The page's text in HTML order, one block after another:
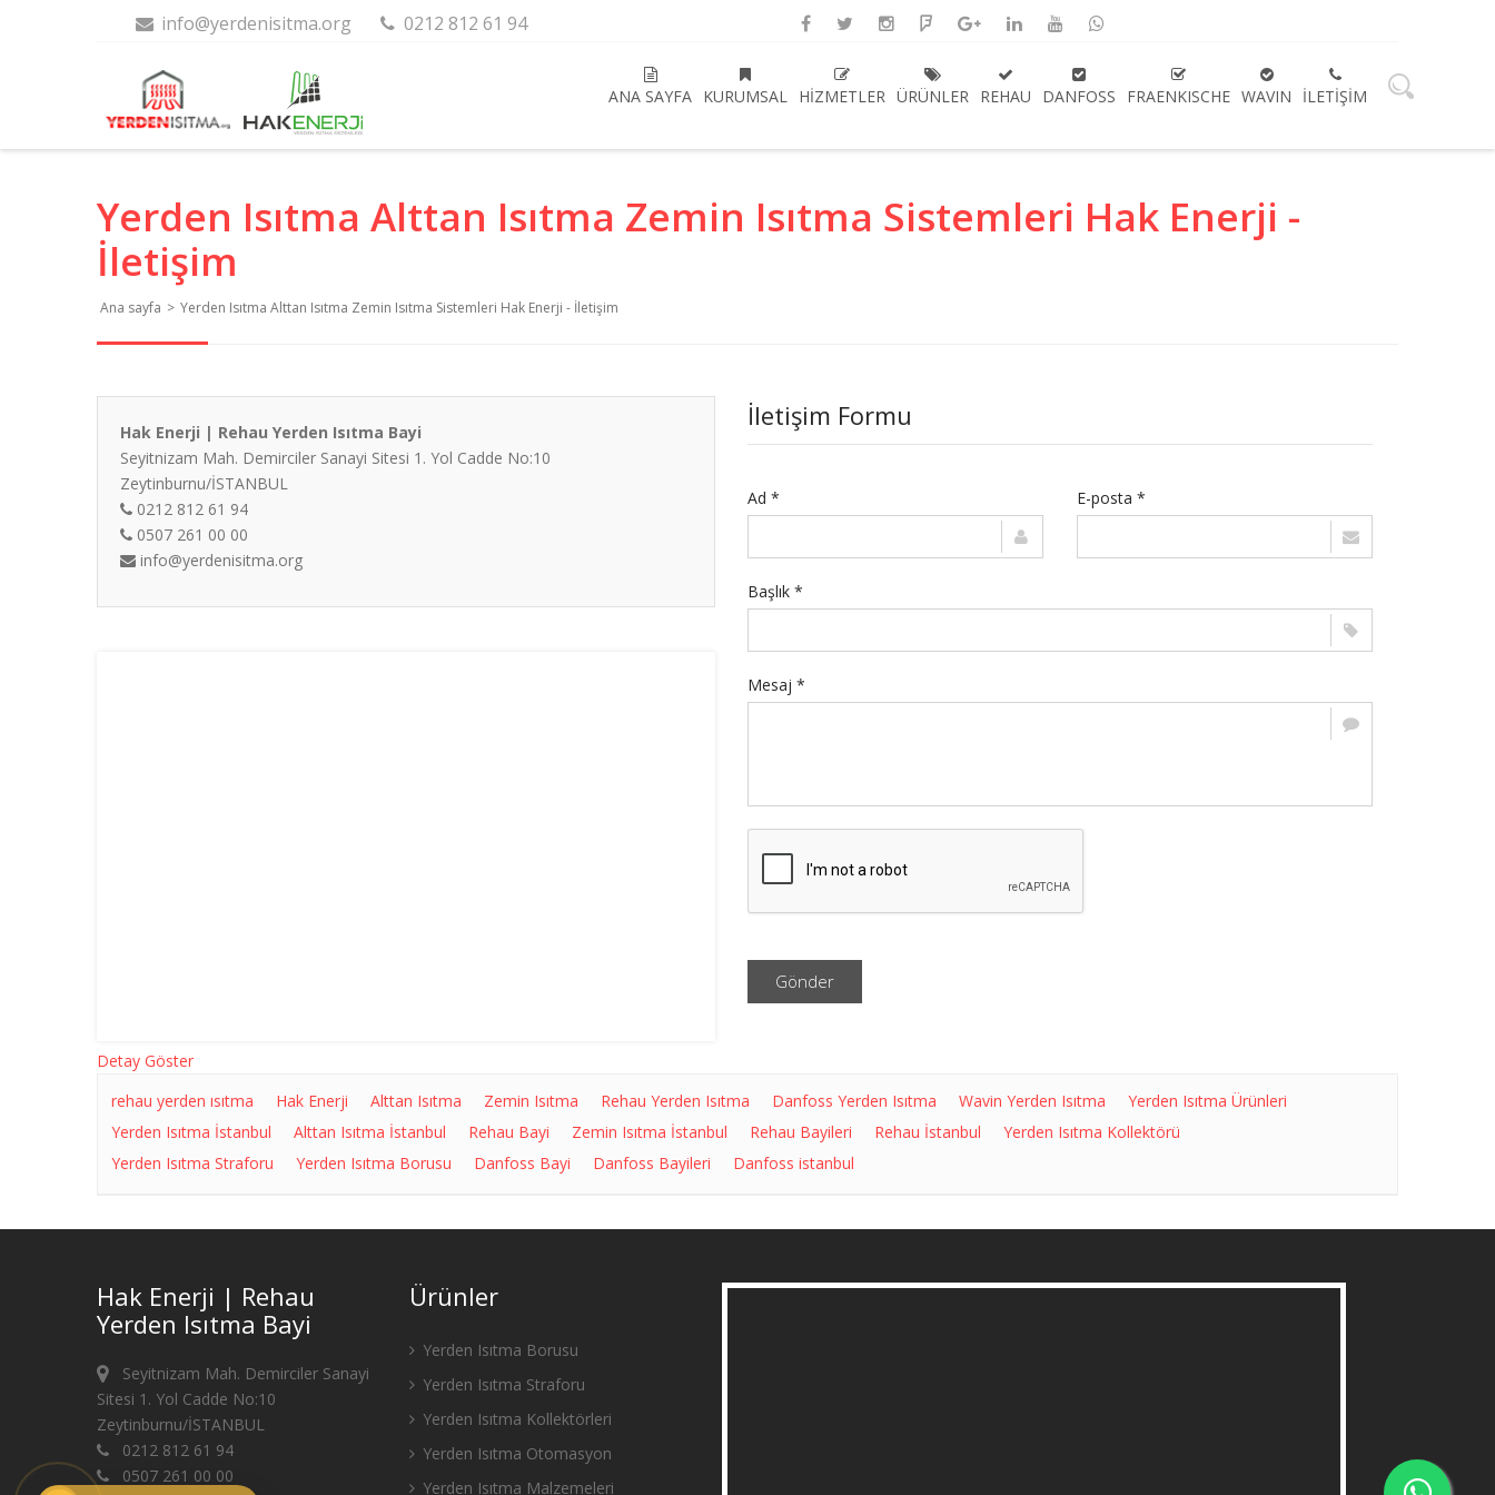
info@yerdenisitma.org 0212 812 61 94
ANA SAYFA KURUMSAL HIZMETLER ÜRÜNLER REHAU DANFOSS FRAENKISCHE WAVIN İLETIŞIM
Yerden Isıtma Alttan Isıtma Zemin Isıtma Sistemleri Hak Enerji -
İletişim
Ana sayfa > Yerden Isıtma Alttan Isıtma Zemin Isıtma Sistemleri Hak Enerji - İletişim
Hak Enerji | Rehau Yerden Isıtma Bayi
Seyitnizam Mah. Demirciler Sanayi Sitesi 1. Yol Cadde No:10
Zeytinburnu/İSTANBUL
0212 812 61 94
0507 261 00 00
info@yerdenisitma.org
Detay Göster
İletişim Formu
Ad * E-posta *
Başlık*
Mesaj *
rehau yerden ısıtma Hak Enerji Alttan Isıtma Zemin Isıtma Rehau Yerden Isıtma Danfoss Yerden Isıtma Wavin Yerden Isıtma
Yerden Isıtma Ürünleri
Yerden Isıtma İstanbul
Alttan Isıtma İstanbul Rehau Bayi Zemin Isıtma İstanbul Rehau Bayileri Rehau İstanbul
Yerden Isıtma Kollektörü
Yerden Isıtma Straforu
Yerden Isıtma Borusu Danfoss Bayi Danfoss Bayileri Danfoss istanbul
Hak Enerji | Rehau
Yerden Isıtma Bayi
Seyitnizam Mah. Demirciler Sanayi
Sitesi 1. Yol Cadde No:10
Zeytinburnu/İSTANBUL
0212 812 61 94
0507 261 00 00
Ürünler
Yerden Isıtma Borusu
Yerden Isıtma Straforu
Yerden Isıtma Kollektörleri
Yerden Isıtma Otomasyon
Yerden Isıtma Malzemeleri